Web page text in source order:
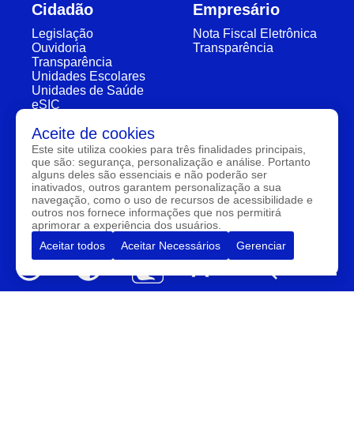
Cidadão
Legislação
Ouvidoria
Transparência
Unidades Escolares
Unidades de Saúde
eSIC
Empresário
Nota Fiscal Eletrônica
Transparência
Servidor
Contracheque
Declaração de Imposto
de Renda
E-mail
Horário de Atendimento
Segunda a Sexta: 7:30h à 11:30h e 13:00h à 16:00h
Aceite de cookies
Este site utiliza cookies para três finalidades principais,
que são: segurança, personalização e análise. Portanto
alguns deles são essenciais e não poderão ser
inativados, outros garantem personalização a sua
navegação, como o uso de recursos de acessibilidade e
outros nos fornece informações que nos permitirá
aprimorar a experiência dos usuários.
Aceitar todos
Aceitar Necessários Gerenciar